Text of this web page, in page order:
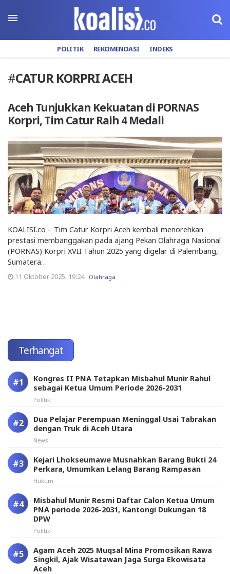
POLITIK REKOMENDASI INDEKS
#CATUR KORPRI ACEH
Aceh Tunjukkan Kekuatan di PORNAS
Korpri, Tim Catur Raih 4 Medali
KOALISI.co – Tim Catur Korpri Aceh kembali menorehkan
prestasi membanggakan pada ajang Pekan Olahraga Nasional
(PORNAS) Korpri XVII Tahun 2025 yang digelar di Palembang,
Sumatera…
11 Oktober 2025, 19:24 Olahraga
Terhangat
Kongres II PNA Tetapkan Misbahul Munir Rahul
sebagai Ketua Umum Periode 2026-2031
Politik
Dua Pelajar Perempuan Meninggal Usai Tabrakan
dengan Truk di Aceh Utara
News
Kejari Lhokseumawe Musnahkan Barang Bukti 24
Perkara, Umumkan Lelang Barang Rampasan
Hukum
Misbahul Munir Resmi Daftar Calon Ketua Umum
PNA periode 2026-2031, Kantongi Dukungan 18
DPW
Politik
Agam Aceh 2025 Muqsal Mina Promosikan Rawa
Singkil, Ajak Wisatawan Jaga Surga Ekowisata
Aceh